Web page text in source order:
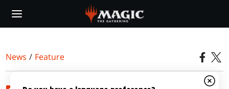
main
News / Feature